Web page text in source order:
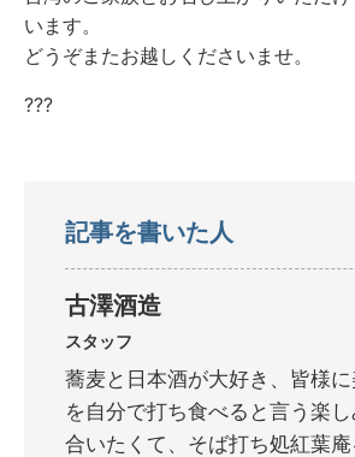
います。
どうぞまたお越しくださいませ。
???
記事を書いた人
古澤酒造
スタッフ
蕎麦と日本酒が大好き、皆様
を自分で打ち食べると言う楽
合いたくて、そば打ち処紅葉